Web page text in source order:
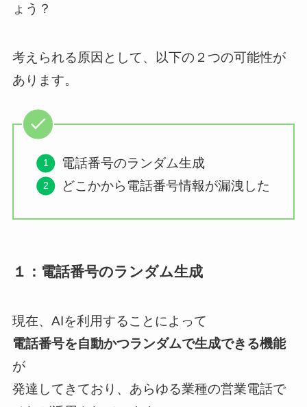
ょう？
考えられる原因として、以下の２つの可能性が
あります。
電話番号のランダム生成
どこかから電話番号情報が漏洩した
１：電話番号のランダム生成
現在、AIを利用することによって
電話番号を自動かつランダムで生成できる機能
が
発達してきており、あらゆる業種の営業電話で